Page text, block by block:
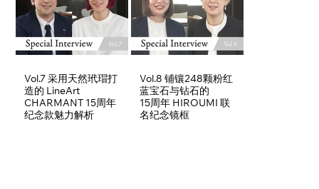
Vol.7 采用天然玳瑁打
造的 LineArt
CHARMANT 15周年
纪念款魅力解析
Vol.8 铺镶248颗粉红
蓝宝石与钻石的
15周年 HIROUMI 联
名纪念镜框